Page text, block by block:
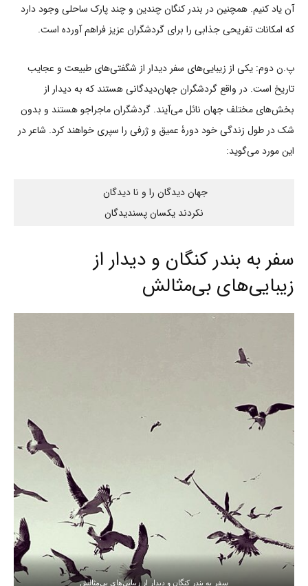
آن یاد کنیم. همچنین در بندر کنگان چندین و چند پارک ساحلی وجود دارد
که امکانات تفریحی جذابی را برای گردشگران عزیز فراهم آورده است.
پ.ن دوم: یکی از زیبایی‌های سفر دیدار از شگفتی‌های طبیعت و عجایب
تاریخ است. در واقع گردشگران جهان‌دیدگانی هستند که به دیدار از
بخش‌های مختلف جهان نائل می‌آیند. گردشگران ماجراجو هستند و بدون
شک در طول زندگی خود دورۀ عمیق و ژرفی را سپری خواهند کرد. شاعر در
این مورد می‌گوید:
جهان‌ دیدگان را و نا دیدگان
نکردند یکسان پسندیدگان
سفر به بندر کنگان و دیدار از
زیبایی‌های بی‌مثالش
سفر به بندر کنگان و دیدار از زیبایی‌های بی‌مثالش